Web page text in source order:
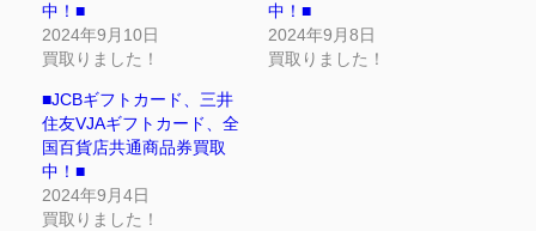
中！■
2024年9月10日
買取りました！
中！■
2024年9月8日
買取りました！
■JCBギフトカード、三井
住友VJAギフトカード、全
国百貨店共通商品券買取
中！■
2024年9月4日
買取りました！